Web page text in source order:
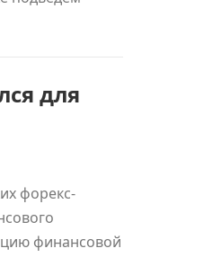
для
форекс-
финансовой